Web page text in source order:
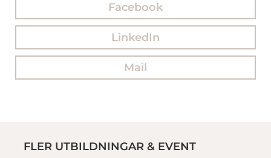
Facebook
LinkedIn
Mail
FLER UTBILDNINGAR & EVENT